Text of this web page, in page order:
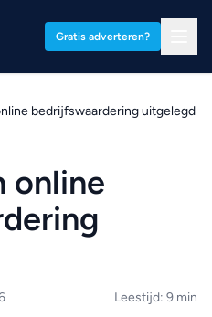
Gratis adverteren?
bedrijfswaardering uitgelegd
online
Leestijd: 9 min